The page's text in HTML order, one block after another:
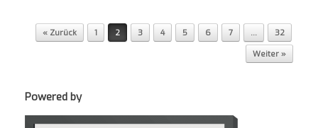
Post navigation
« Zurück 1 2 3 4 5 6 7 …
32
Weiter »
Powered by